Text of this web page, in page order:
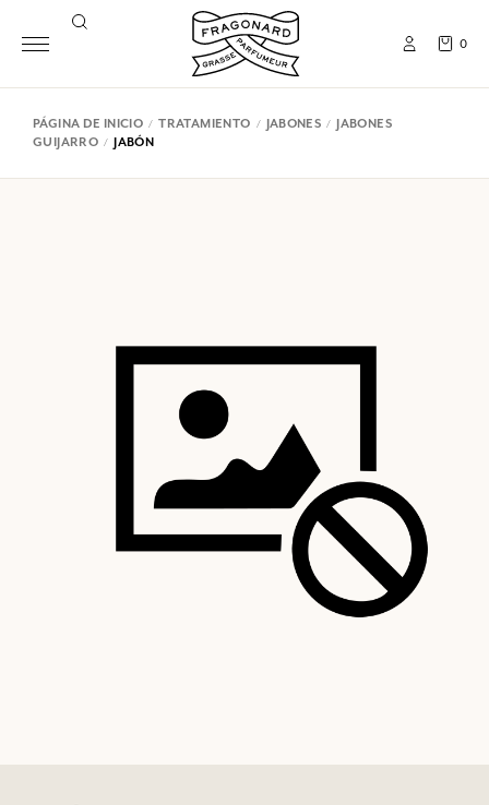
0
PÁGINA DE INICIO TRATAMIENTO JABONES
JABONES
GUIJARRO
JABÓN